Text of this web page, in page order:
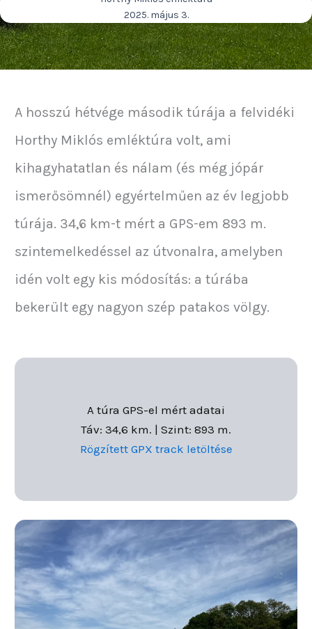
2025. május 3.
A hosszú hétvége második túrája a felvidéki
Horthy Miklós emléktúra volt, ami
kihagyhatatlan és nálam (és még jópár
ismerősömnél) egyértelműen az év legjobb
túrája. 34,6 km-t mért a GPS-em 893 m.
szintemelkedéssel az útvonalra, amelyben
idén volt egy kis módosítás: a túrába
bekerült egy nagyon szép patakos völgy.
A túra GPS-el mért adatai
Táv: 34,6 km. | Szint: 893 m.
Rögzített GPX track letöltése